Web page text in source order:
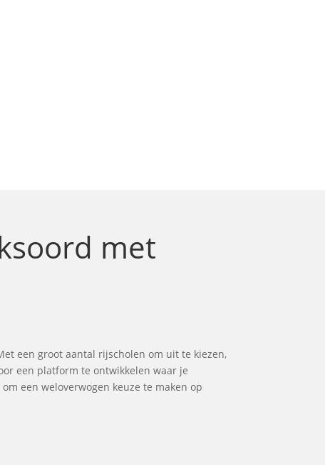
met
een groot aantal rijscholen om uit te kiezen,
een platform te ontwikkelen waar je
een weloverwogen keuze te maken op